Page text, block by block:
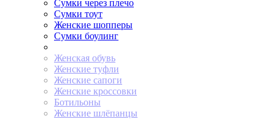
Сумки через плечо
Сумки тоут
Женские шопперы
Сумки боулинг
Женская обувь
Женские туфли
Женские сапоги
Женские кроссовки
Ботильоны
Женские шлёпанцы